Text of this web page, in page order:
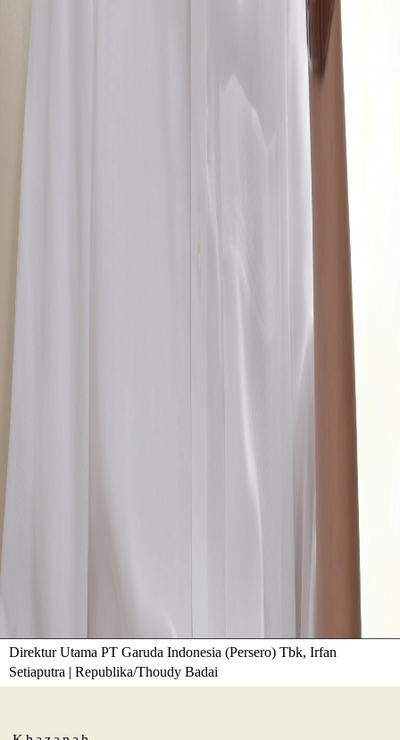
Direktur Utama PT Garuda Indonesia (Persero) Tbk, Irfan
Setiaputra | Republika/Thoudy Badai